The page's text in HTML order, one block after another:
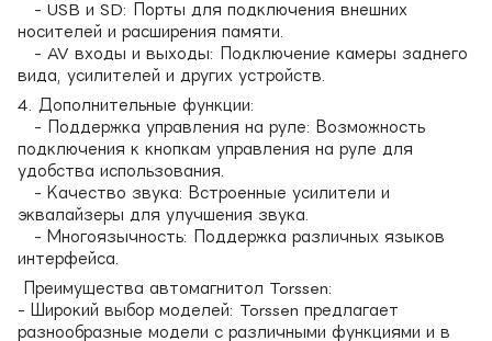
- USB и SD: Порты для подключения внешних
носителей и расширения памяти.
- AV входы и выходы: Подключение камеры заднего
вида, усилителей и других устройств.
4. Дополнительные функции:
- Поддержка управления на руле: Возможность
подключения к кнопкам управления на руле для
удобства использования.
- Качество звука: Встроенные усилители и
эквалайзеры для улучшения звука.
- Многоязычность: Поддержка различных языков
интерфейса.
Преимущества автомагнитол Torssen:
- Широкий выбор моделей: Torssen предлагает
разнообразные модели с различными функциями и в